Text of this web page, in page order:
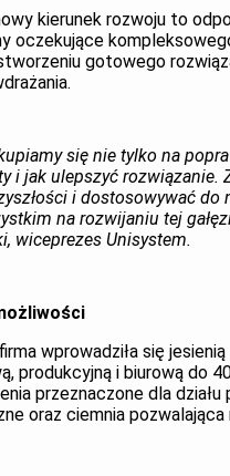
kierunek rozwoju to
oczekujące
gotowego
się nie tylko na
i jak ulepszyć rozwiązanie.
i dostosowywać
na rozwijaniu tej
wiceprezes Unisystem.
wprowadziła się
produkcyjną i biurową do
przeznaczone dla
oraz ciemnia